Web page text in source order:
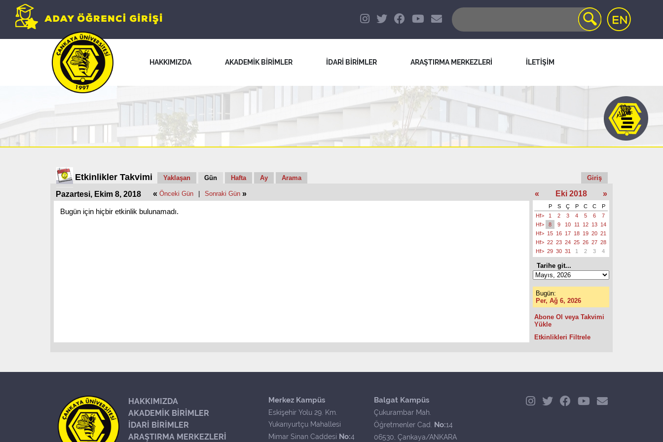
HAKKIMIZDA AKADEMİK BİRİMLER İDARİ BİRİMLER ARAŞTIRMA MERKEZLERİ İLETİŞİM
Etkinlikler Takvimi Yaklaşan Gün Hafta Ay Arama Giriş
Pazartesi, Ekim 8, 2018 « Önceki Gün Sonraki Gün »
Bugün için hiçbir etkinlik bulunamadı.
« Eki 2018 »
P S Ç P C C
P
Hf>
1 2 3 4 5 6
7
Hf>
8 9 10 11 12 13 14
Hf> 15 16 17 18 19 20 21
Hf> 22 23 24 25 26 27 28
Hf> 29 30 31 1 2 3 4
Tarihe git...
Bugün:
Per, Ağ 6, 2026
Abone Ol veya Takvimi
Yükle
Etkinlikleri Filtrele
HAKKIMIZDA
AKADEMİK BİRİMLER
İDARİ BİRİMLER
ARAŞTIRMA MERKEZLERİ
Merkez Kampüs
Eskişehir Yolu 29. Km.
Yukarıyurtçu Mahallesi
Mimar Sinan Caddesi No:4
Balgat Kampüs
Çukurambar Mah.
Öğretmenler Cad. No:14
06530, Çankaya/ANKARA